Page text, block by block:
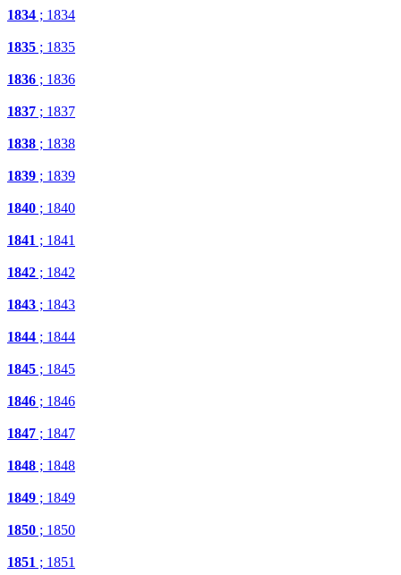
1834 ; 1834
1835 ; 1835
1836 ; 1836
1837 ; 1837
1838 ; 1838
1839 ; 1839
1840 ; 1840
1841 ; 1841
1842 ; 1842
1843 ; 1843
1844 ; 1844
1845 ; 1845
1846 ; 1846
1847 ; 1847
1848 ; 1848
1849 ; 1849
1850 ; 1850
1851 ; 1851